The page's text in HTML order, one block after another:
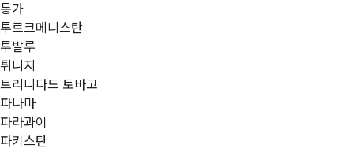
통가
투르크메니스탄
투발루
튀니지
트리니다드 토바고
파나마
파라과이
파키스탄